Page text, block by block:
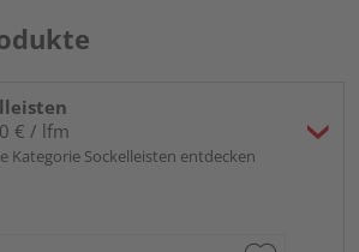
€ / lfm
Kategorie Sockelleisten entdecken